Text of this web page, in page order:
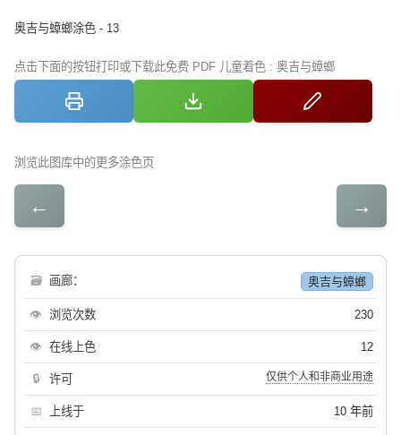
奥吉与蟑螂涂色 - 13
点击下面的按钮打印或下载此免费 PDF 儿童着色 : 奥吉与蟑螂
浏览此图库中的更多涂色页
← →
🗃 画廊： 奥吉与蟑螂
👁 浏览次数 230
👁 在线上色 12
🔒 许可 仅供个人和非商业用途
📅 上线于 10 年前